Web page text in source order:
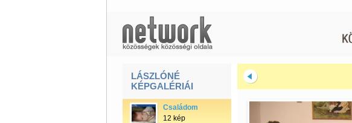
LÁSZLÓNÉ
KÉPGALÉRIÁI
Családom
12 kép